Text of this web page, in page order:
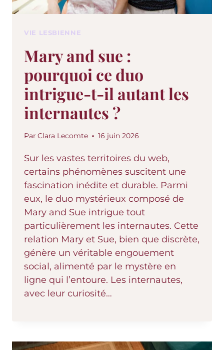
VIE LESBIENNE
Mary and sue :
pourquoi ce duo
intrigue-t-il autant les
internautes ?
Par Clara Lecomte 16 juin 2026
Sur les vastes territoires du web,
certains phénomènes suscitent une
fascination inédite et durable. Parmi
eux, le duo mystérieux composé de
Mary and Sue intrigue tout
particulièrement les internautes. Cette
relation Mary et Sue, bien que discrète,
génère un véritable engouement
social, alimenté par le mystère en
ligne qui l’entoure. Les internautes,
avec leur curiosité…